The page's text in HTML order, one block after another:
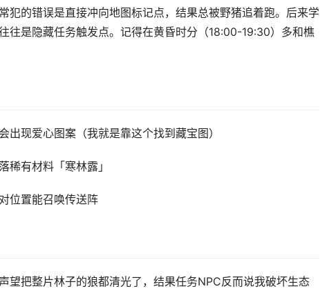
犯的错误是直接冲向地图标记点，结果总被野猪追着跑。后来学
往是隐藏任务触发点。记得在黄昏时分（18:00-19:30）多和樵
出现爱心图案（我就是靠这个找到藏宝图）
稀有材料「寒林露」
位置能召唤传送阵
望把整片林子的狼都清光了，结果任务NPC反而说我破坏生态